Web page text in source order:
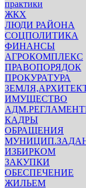
практики
ЖКХ
ЛЮДИ РАЙОНА
СОЦПОЛИТИКА
ФИНАНСЫ
АГРОКОМПЛЕКС
ПРАВОПОРЯДОК
ПРОКУРАТУРА
ИМУЩЕСТВО
КАДРЫ
ОБРАЩЕНИЯ
ИЗБИРКОМ
ЗАКУПКИ
ОБЕСПЕЧЕНИЕ
ЖИЛЬЕМ